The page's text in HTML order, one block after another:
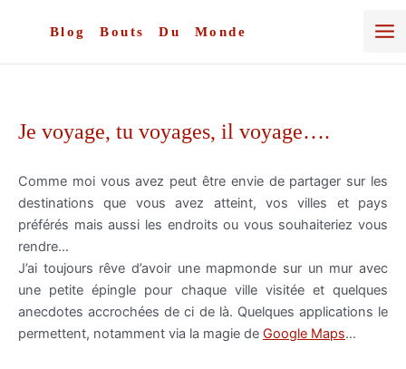
Blog Bouts Du Monde
Je voyage, tu voyages, il voyage….
Comme moi vous avez peut être envie de partager sur les
destinations que vous avez atteint, vos villes et pays
préférés mais aussi les endroits ou vous souhaiteriez vous
rendre…
J’ai toujours rêve d’avoir une mapmonde sur un mur avec
une petite épingle pour chaque ville visitée et quelques
anecdotes accrochées de ci de là. Quelques applications le
permettent, notamment via la magie de Google Maps…